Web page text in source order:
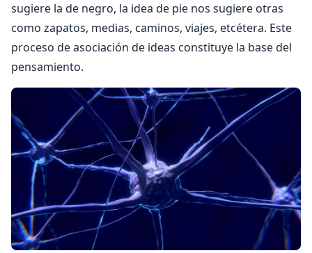
sugiere la de negro, la idea de pie nos sugiere otras
como zapatos, medias, caminos, viajes, etcétera. Este
proceso de asociación de ideas constituye la base del
pensamiento.